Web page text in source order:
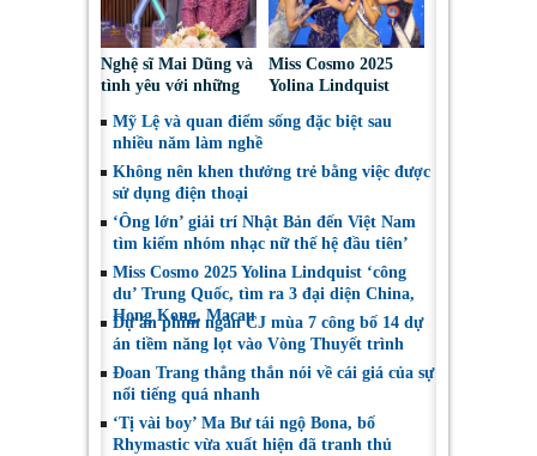
Nghệ sĩ Mai Dũng và
tình yêu với những
Miss Cosmo 2025
Yolina Lindquist
đại diện mới tranh
Mỹ Lệ và quan điểm sống đặc biệt sau
nhiều năm làm nghề
Không nên khen thưởng trẻ bằng việc được
sử dụng điện thoại
‘Ông lớn’ giải trí Nhật Bản đến Việt Nam
tìm kiếm nhóm nhạc nữ thế hệ đầu tiên’
Miss Cosmo 2025 Yolina Lindquist ‘công
du’ Trung Quốc, tìm ra 3 đại diện China,
Hong Kong, Macau
Dự án phim ngắn CJ mùa 7 công bố 14 dự
án tiềm năng lọt vào Vòng Thuyết trình
Đoan Trang thẳng thắn nói về cái giá của sự
nổi tiếng quá nhanh
‘Tị vài boy’ Ma Bư tái ngộ Bona, bố
Rhymastic vừa xuất hiện đã tranh thủ